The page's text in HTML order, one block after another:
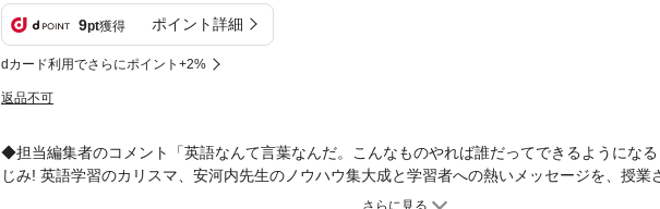
9pt獲得 ポイント詳細
dカード利用でさらにポイント+2%
返品不可
◆担当編集者のコメント「英語なんて言葉なんだ。こんなものやれば誰だってできるようにな
じみ! 英語学習のカリスマ、安河内先生のノウハウ集大成と学習者への熱いメッセージを、授業
受かる! 読める! 聞ける! 書ける! 話せる! 英語勉強法88を紹介。ビジネス、昇進・昇格、日常会話